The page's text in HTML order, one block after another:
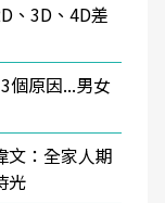
、3D、4D差
個原因...男女
文：全家人期
光